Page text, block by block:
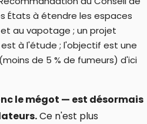
États à étendre les espaces
au vapotage ; un projet
à l'étude ; l'objectif est une
de 5 % de fumeurs) d'ici
le mégot — est désormais
Ce n'est plus